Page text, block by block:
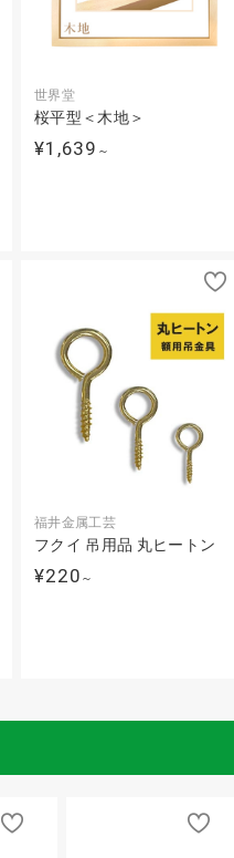
世界堂
桜平型＜木地＞
¥1,639 ～
福井金属工芸
フクイ 吊用品 丸ヒートン
¥220 ～